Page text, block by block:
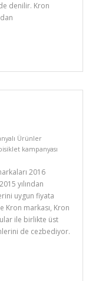
denilir. Kron
Ürünler
kampanyası
2016
yılından
uygun fiyata
Kron markası, Kron
ile birlikte üst
de cezbediyor.